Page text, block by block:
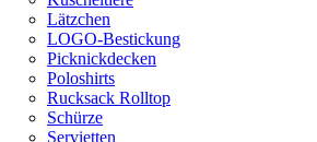
Lätzchen
LOGO-Bestickung
Picknickdecken
Poloshirts
Rucksack Rolltop
Schürze
Servietten